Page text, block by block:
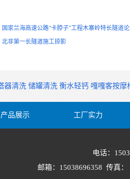
国家兰海高速公路“卡脖子”工程木寨岭特长隧道
北非第一长隧道施工掠影
器清洗 储罐清洗 衡水轻钙 嘎嘎客按摩
产品展示 工厂实力
电话：
邮箱：15038696358 传真